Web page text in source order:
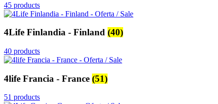
45 products
4Life Finlandia - Finland (40)
40 products
4life Francia - France (51)
51 products